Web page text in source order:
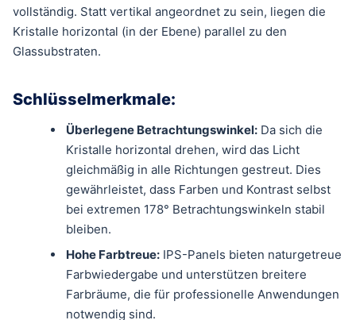
vollständig. Statt vertikal angeordnet zu sein, liegen die
Kristalle horizontal (in der Ebene) parallel zu den
Glassubstraten.
Schlüsselmerkmale:
Überlegene Betrachtungswinkel: Da sich die
Kristalle horizontal drehen, wird das Licht
gleichmäßig in alle Richtungen gestreut. Dies
gewährleistet, dass Farben und Kontrast selbst
bei extremen 178° Betrachtungswinkeln stabil
bleiben.
Hohe Farbtreue: IPS-Panels bieten naturgetreue
Farbwiedergabe und unterstützen breitere
Farbräume, die für professionelle Anwendungen
notwendig sind.